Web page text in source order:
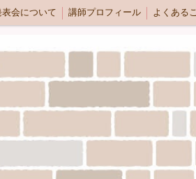
表会について 講師プロフィール よくある